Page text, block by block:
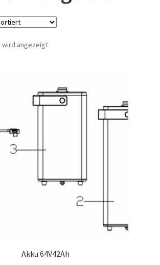
wird angezeigt
Akku 64V42Ah